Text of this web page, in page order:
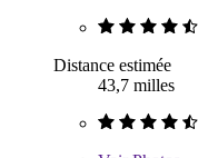
Distance estimée
43,7 milles